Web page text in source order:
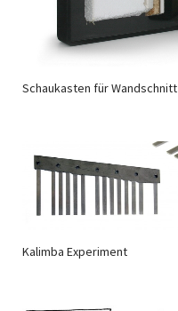
Schaukasten für Wandschnitt
Kalimba Experiment